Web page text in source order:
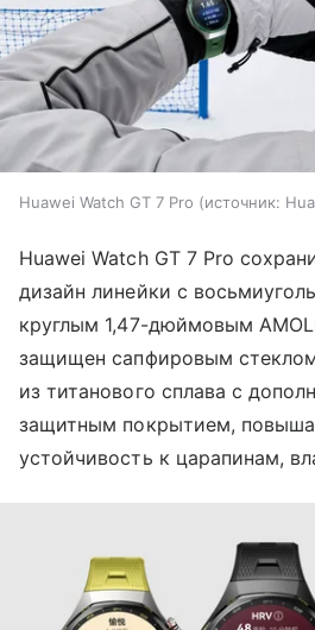
Huawei Watch GT 7 Pro источник:
Huawei Watch GT 7 Pro
дизайн линейки с
круглым 1,47-дюймовым
защищен сапфировым
из титанового сплава с
защитным покрытием,
устойчивость к царапинам,